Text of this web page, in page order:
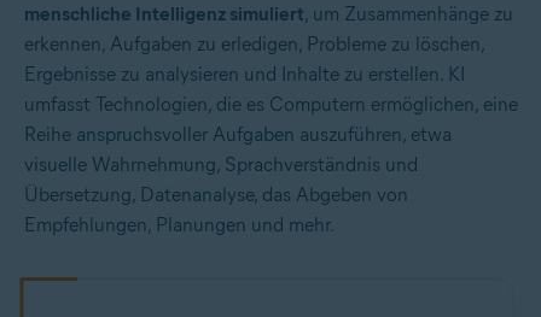
menschliche Intelligenz simuliert, um Zusammenhänge zu
erkennen, Aufgaben zu erledigen, Probleme zu löschen,
Ergebnisse zu analysieren und Inhalte zu erstellen. KI
umfasst Technologien, die es Computern ermöglichen, eine
Reihe anspruchsvoller Aufgaben auszuführen, etwa
visuelle Wahrnehmung, Sprachverständnis und
Übersetzung, Datenanalyse, das Abgeben von
Empfehlungen, Planungen und mehr.